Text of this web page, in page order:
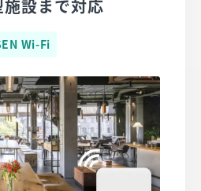
設まで対応​​​​
Wi-Fi